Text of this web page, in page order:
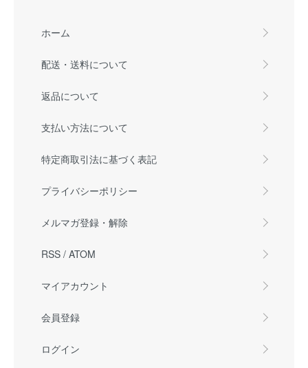
ホーム
配送・送料について
返品について
支払い方法について
特定商取引法に基づく表記
プライバシーポリシー
メルマガ登録・解除
RSS / ATOM
マイアカウント
会員登録
ログイン